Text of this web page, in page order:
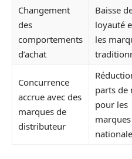
Changement
des
comportements
d’achat
Baisse
loyauté
les
Concurrence
accrue avec des
marques de
distributeur
parts de
pour les
marques